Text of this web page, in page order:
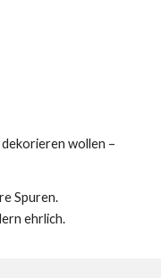
wollen –
Spuren.
ehrlich.